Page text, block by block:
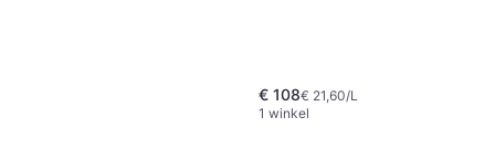
€ 108€ 21,60/L
1 winkel